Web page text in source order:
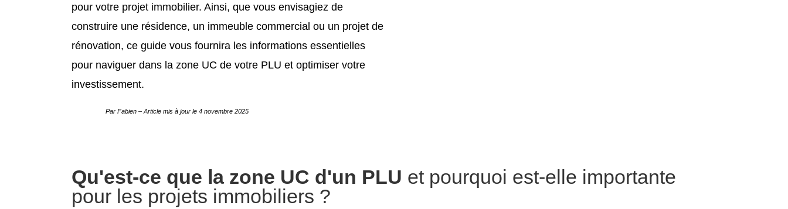
pour votre projet immobilier. Ainsi, que vous envisagiez de
construire une résidence, un immeuble commercial ou un projet de
rénovation, ce guide vous fournira les informations essentielles
pour naviguer dans la zone UC de votre PLU et optimiser votre
investissement.
Par Fabien – Article mis à jour le 4 novembre 2025
Qu'est-ce que la zone UC d'un PLU et pourquoi est-elle importante
pour les projets immobiliers ?